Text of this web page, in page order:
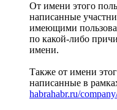
От имени этого
написанные
имеющими
по какой-либо
имени.
Также от имени
написанные в
habrahabr.ru/